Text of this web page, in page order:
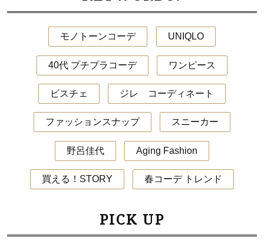
モノトーンコーデ UNIQLO
40代 プチプラコーデ ワンピース
ビスチェ ジレ コーディネート
ファッションスナップ スニーカー
野呂佳代 Aging Fashion
買える！STORY 春コーデ トレンド
PICK UP